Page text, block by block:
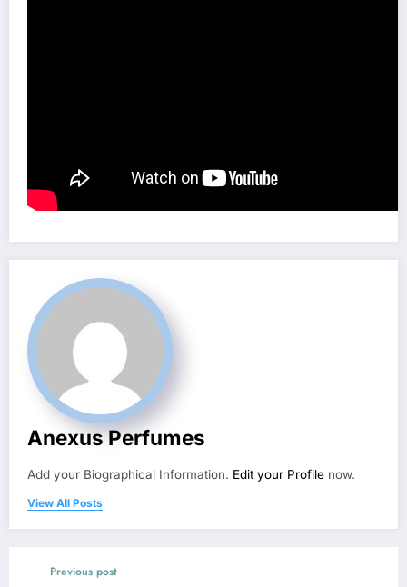
Anexus Perfumes
Add your Biographical Information. Edit your Profile now.
View All Posts
Previous post